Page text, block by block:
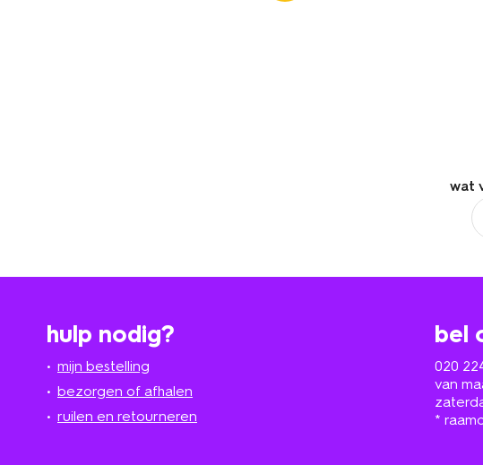
wat
hulp nodig?
mijn bestelling
bezorgen of afhalen
ruilen en retourneren
bel
020
van
*